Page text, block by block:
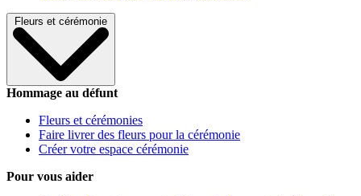
Fleurs et cérémonie
Hommage au défunt
Fleurs et cérémonies
Faire livrer des fleurs pour la cérémonie
Créer votre espace cérémonie
Pour vous aider